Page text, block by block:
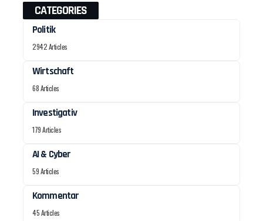
CATEGORIES
Politik
2942 Articles
Wirtschaft
68 Articles
Investigativ
179 Articles
AI & Cyber
59 Articles
Kommentar
45 Articles